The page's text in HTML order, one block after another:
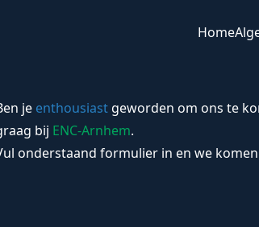
Home
Kaderlid
je enthousiast geworden om ons te
bij ENC-Arnhem.
onderstaand formulier in en we